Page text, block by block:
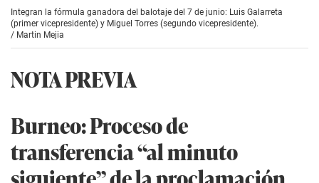
Integran la fórmula ganadora del balotaje del 7 de junio: Luis Galarreta
(primer vicepresidente) y Miguel Torres (segundo vicepresidente).
/ Martin Mejia
NOTA PREVIA
Burneo: Proceso de
transferencia “al minuto